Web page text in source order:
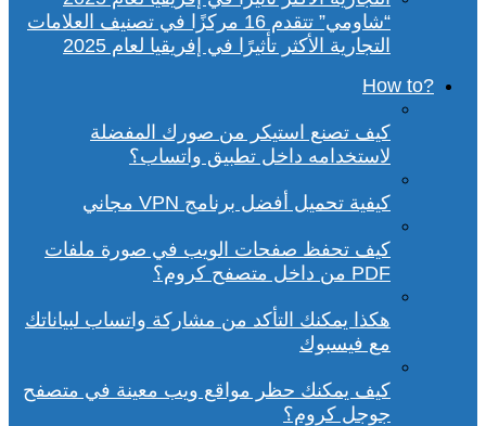
“شاومي” تتقدم 16 مركزًا في تصنيف العلامات
التجارية الأكثر تأثيرًا في إفريقيا لعام 2025
?How to
كيف تصنع استيكر من صورك المفضلة
لاستخدامه داخل تطبيق واتساب؟
كيفية تحميل أفضل برنامج VPN مجاني
كيف تحفظ صفحات الويب في صورة ملفات
PDF من داخل متصفح كروم؟
هكذا يمكنك التأكد من مشاركة واتساب لبياناتك
مع فيسبوك
كيف يمكنك حظر مواقع ويب معينة في متصفح
جوجل كروم؟